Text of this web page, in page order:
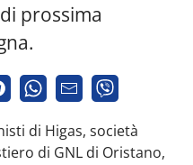
prossima
di Higas, società
di GNL di Oristano,